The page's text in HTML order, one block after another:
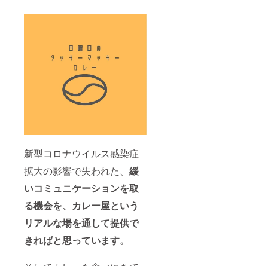
新型コロナウイルス感染症
拡大の影響で失われた、 緩
いコミュニケーションを取
る機会を、カレー屋という
リアルな場を通して提供で
きればと思っています。